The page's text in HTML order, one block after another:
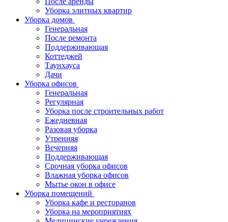
Уборка элитных квартир
Уборка домов
Генеральная
После ремонта
Поддерживающая
Коттеджей
Таунхауса
Дачи
Уборка офисов
Генеральная
Регулярная
Уборка после строительных работ
Ежедневная
Разовая уборка
Утренняя
Вечерняя
Поддерживающая
Срочная уборка офисов
Влажная уборка офисов
Мытье окон в офисе
Уборка помещений
Уборка кафе и ресторанов
Уборка на мероприятиях